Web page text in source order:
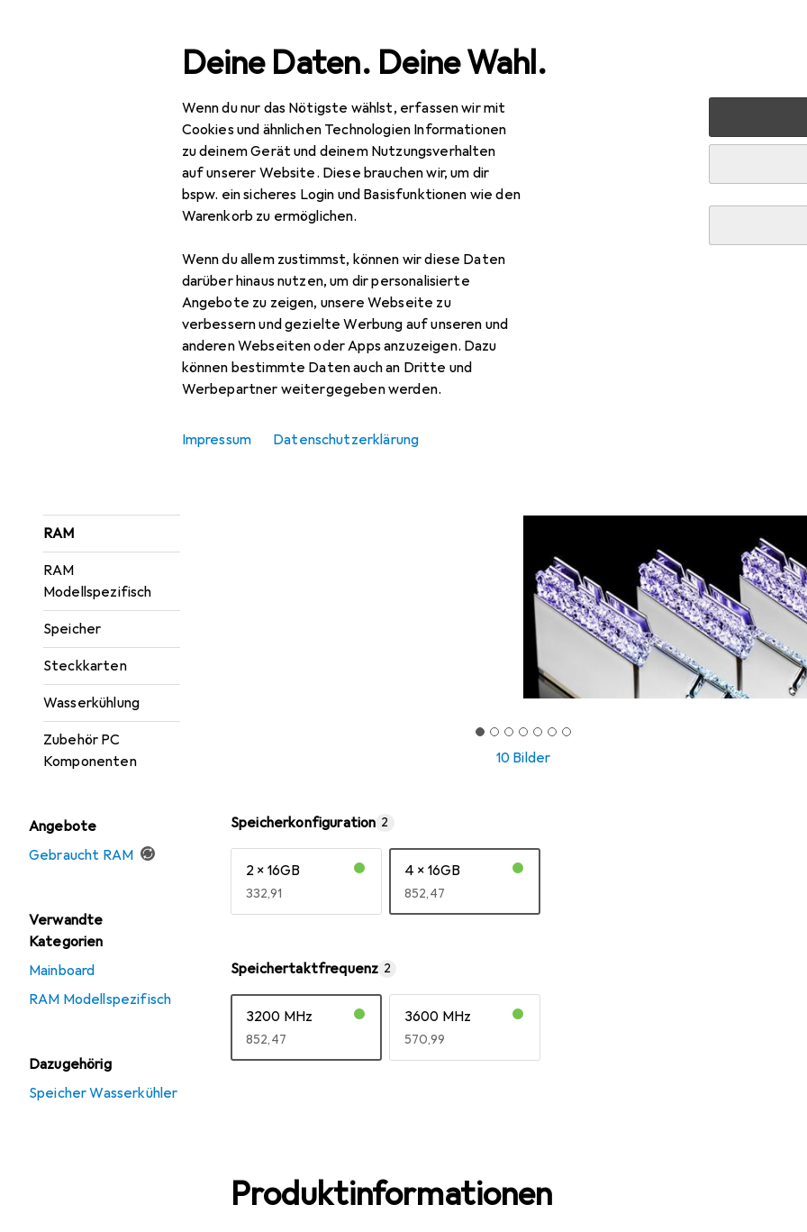
Deine Daten. Deine Wahl.
Wenn du nur das Nötigste wählst, erfassen wir mit
Cookies und ähnlichen Technologien Informationen
zu deinem Gerät und deinem Nutzungsverhalten
auf unserer Website. Diese brauchen wir, um dir
bspw. ein sicheres Login und Basisfunktionen wie den
Warenkorb zu ermöglichen.
Wenn du allem zustimmst, können wir diese Daten
darüber hinaus nutzen, um dir personalisierte
Angebote zu zeigen, unsere Webseite zu
verbessern und gezielte Werbung auf unseren und
anderen Webseiten oder Apps anzuzeigen. Dazu
können bestimmte Daten auch an Dritte und
Werbepartner weitergegeben werden.
Impressum Datenschutzerklärung
Navigation nach Kategorien
RAM
RAM
Modellspezifisch
Speicher
Steckkarten
Wasserkühlung
Zubehör PC
Komponenten
Angebote
Gebraucht RAM
Verwandte
Kategorien
Mainboard
RAM Modellspezifisch
Dazugehörig
Speicher Wasserkühler
Gesamtsortiment IT + Multimedia PC Komponenten G.Skill Trident Z
10 Bilder
Speicherkonfiguration 2
2 x 16GB
EUR
332,91
4 x 16GB
EUR
852,47
Speichertaktfrequenz 2
3200 MHz
EUR
852,47
3600 MHz
EUR
570,99
Produktinformationen